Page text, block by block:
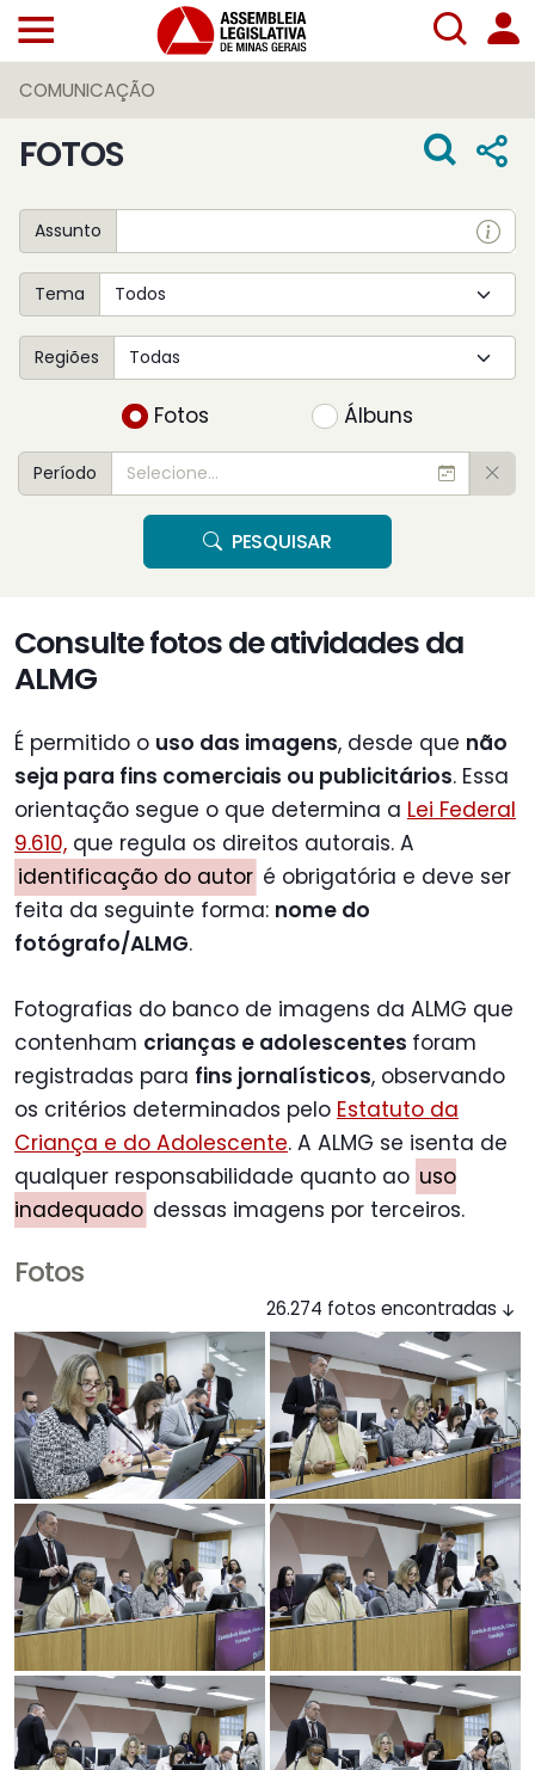
COMUNICAÇÃO
FOTOS
Assunto
Tema
Regiões
Fotos Álbuns
Período
PESQUISAR
Consulte fotos de atividades da
ALMG
É permitido o uso das imagens, desde que não
seja para fins comerciais ou publicitários. Essa
orientação segue o que determina a Lei Federal
9.610, que regula os direitos autorais. A
identificação do autor é obrigatória e deve ser
feita da seguinte forma: nome do
fotógrafo/ALMG.
Fotografias do banco de imagens da ALMG que
contenham crianças e adolescentes foram
registradas para fins jornalísticos, observando
os critérios determinados pelo Estatuto da
Criança e do Adolescente. A ALMG se isenta de
qualquer responsabilidade quanto ao uso
inadequado dessas imagens por terceiros.
Fotos
26.274 fotos encontradas